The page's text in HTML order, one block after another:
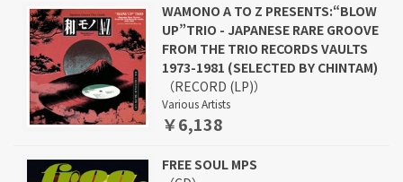
WAMONO A TO Z PRESENTS:“BLOW
UP”TRIO - JAPANESE RARE GROOVE
FROM THE TRIO RECORDS VAULTS
1973-1981 (SELECTED BY CHINTAM)
（RECORD (LP)）
Various Artists
￥6,138
FREE SOUL MPS